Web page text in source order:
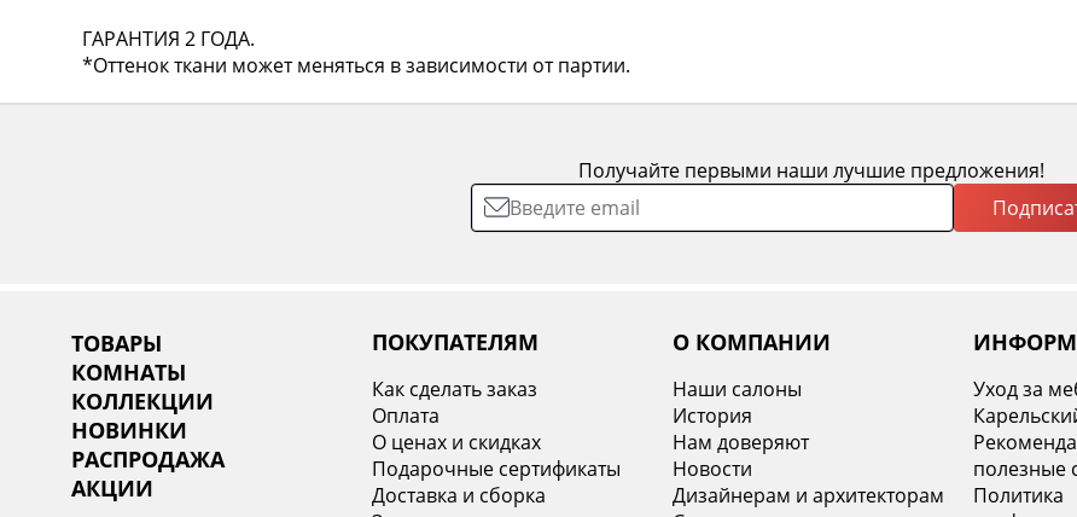
ГАРАНТИЯ 2 ГОДА.
*Оттенок ткани может меняться в зависимости от партии.
Получайте первыми наши лучшие предложения!
ТОВАРЫ
КОМНАТЫ
КОЛЛЕКЦИИ
НОВИНКИ
РАСПРОДАЖА
АКЦИИ
ПОКУПАТЕЛЯМ
Как сделать заказ
Оплата
О ценах и скидках
Подарочные сертификаты
Доставка и сборка
О КОМПАНИИ
Наши салоны
История
Нам доверяют
Новости
Дизайнерам и архитекторам
Уход за
полезные
Политика